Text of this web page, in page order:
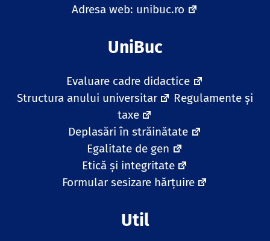
Adresa web: unibuc.ro
UniBuc
Evaluare cadre didactice
Structura anului universitar
Regulamente și
taxe
Deplasări în străinătate
Egalitate de gen
Etică și integritate
Formular sesizare hărțuire
Util